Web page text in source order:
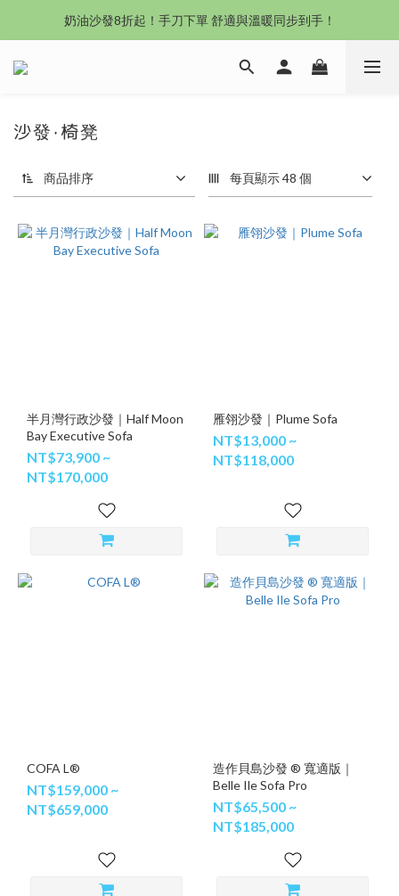
沙發新登場｜想躺就躺，頭等艙到商務艙一次擁有
奶油沙發8折起！手刀下單 舒適與溫暖同步到手！
Outlet專區：期間限定，驚喜下殺中！
沙發‧椅凳
商品排序 每頁顯示 48 個
半月灣行政沙發｜Half Moon
Bay Executive Sofa
NT$73,900 ~
NT$170,000
雁翎沙發｜Plume Sofa
NT$13,000 ~
NT$118,000
COFA L®
NT$159,000 ~
NT$659,000
造作貝島沙發 ® 寬適版｜
Belle Ile Sofa Pro
NT$65,500 ~
NT$185,000